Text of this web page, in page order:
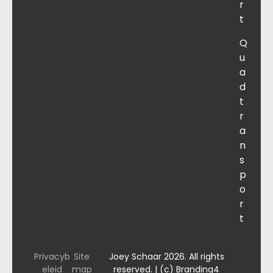
r
t
Q
u
a
d
t
r
a
n
s
p
o
r
t
Joey Schaar 2026. All rights
reserved. | (c) Branding4
Privacyb
eleid
Site
map